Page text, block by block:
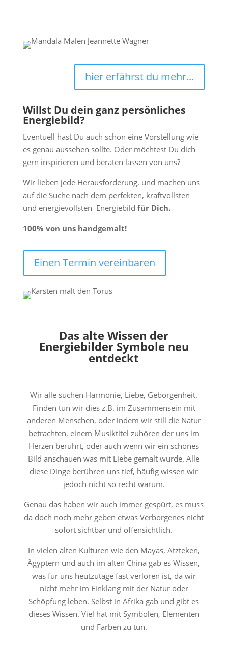
hier erfährst du mehr...
Willst Du dein ganz persönliches
Energiebild?
Eventuell hast Du auch schon eine Vorstellung wie
es genau aussehen sollte. Oder möchtest Du dich
gern inspirieren und beraten lassen von uns?
Wir lieben jede Herausforderung, und machen uns
auf die Suche nach dem perfekten, kraftvollsten
und energievollsten Energiebild für Dich.
100% von uns handgemalt!
Einen Termin vereinbaren
Das alte Wissen der
Energiebilder Symbole neu
entdeckt
Wir alle suchen Harmonie, Liebe, Geborgenheit.
Finden tun wir dies z.B. im Zusammensein mit
anderen Menschen, oder indem wir still die Natur
betrachten, einem Musiktitel zuhören der uns im
Herzen berührt, oder auch wenn wir ein schönes
Bild anschauen was mit Liebe gemalt wurde. Alle
diese Dinge berühren uns tief, häufig wissen wir
jedoch nicht so recht warum.
Genau das haben wir auch immer gespürt, es muss
da doch noch mehr geben etwas Verborgenes nicht
sofort sichtbar und offensichtlich.
In vielen alten Kulturen wie den Mayas, Atzteken,
Ägyptern und auch im alten China gab es Wissen,
was für uns heutzutage fast verloren ist, da wir
nicht mehr im Einklang mit der Natur oder
Schöpfung leben. Selbst in Afrika gab und gibt es
dieses Wissen. Viel hat mit Symbolen, Elementen
und Farben zu tun.